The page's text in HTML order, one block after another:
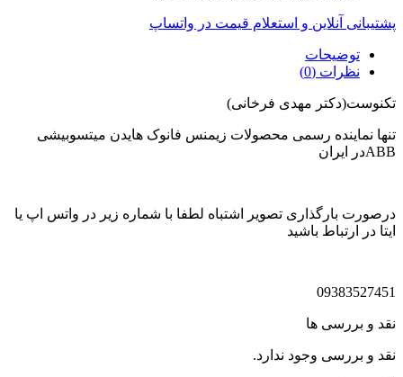
پشتیبانی آنلاین و استعلام قیمت در واتساپ
توضیحات
نظرات (0)
تکنوست(دکتر مهدی فرخانی)
تنها نماینده رسمی محصولات زیمنس فانوک هایدن میتسوبیشی
ABBدر ایران
درصورت بارگذاری تصویر اشتباه لطفا با شماره زیر در واتس اپ یا
ایتا در ارتباط باشید
09383527451
نقد و بررسی ها
نقد و بررسی وجود ندارد.